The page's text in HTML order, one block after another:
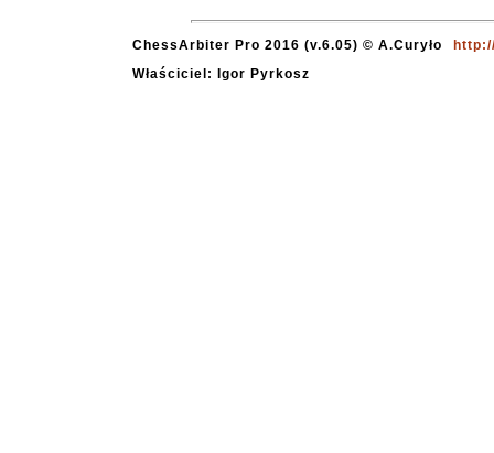
ChessArbiter Pro 2016 (v.6.05) © A.Curyło
Właściciel: Igor Pyrkosz